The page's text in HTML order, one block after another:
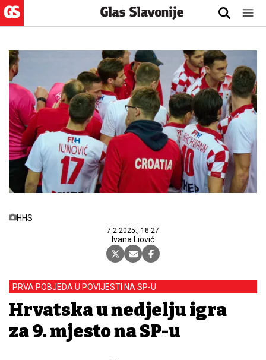
HHS
7.2.2025., 18:27
Ivana Liović
PRVA POBJEDA U POVIJESTI NA SP-U
Hrvatska u nedjelju igra
za 9. mjesto na SP-u